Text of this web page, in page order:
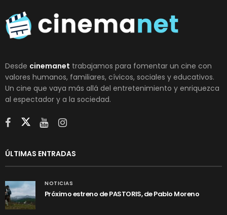
Desde cinemanet trabajamos para fomentar un cine con
valores humanos, familiares, cívicos, sociales y educativos.
Un cine que vaya más allá del entretenimiento y enriquezca
al espectador y a la sociedad.
ÚLTIMAS ENTRADAS
NOTICIAS
Próximo estreno de PASTORIS, de Pablo Moreno